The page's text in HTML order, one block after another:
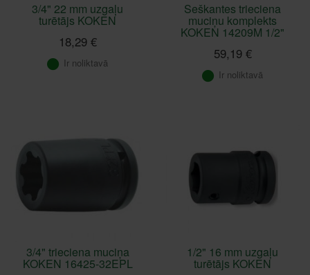
3/4" 22 mm uzgaļu
turētājs KOKEN
18,29 €
Ir noliktavā
Seškantes trieciena
muciņu komplekts
KOKEN 14209M 1/2"
59,19 €
Ir noliktavā
3/4" trieciena muciņa
KOKEN 16425-32EPL
1/2" 16 mm uzgaļu
turētājs KOKEN